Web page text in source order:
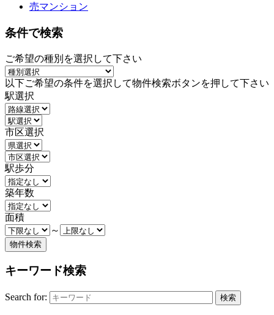
売マンション
条件で検索
ご希望の種別を選択して下さい
以下ご希望の条件を選択して物件検索ボタンを押して下さい
駅選択
市区選択
駅歩分
築年数
面積
～
キーワード検索
Search for: